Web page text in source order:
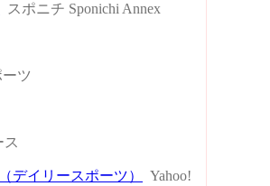
スポニチ Sponichi Annex
ツ
ス
デイリースポーツ）
Yahoo!